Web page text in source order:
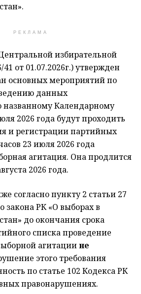
РЕКЛАМА
избирательной
от 01.07.2026г.) утвержден
основных мероприятий по
данных
названному Календарному
2026 года будут проходить
и регистрации партийных
23 июля 2026 года
агитация. Она продлится
2026 года.
согласно пункту 2 статьи 27
закона РК «О выборах в
до окончания срока
списка проведение
агитациине
этого требования
по статье 102 Кодекса РК
правонарушениях.